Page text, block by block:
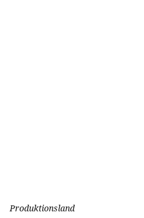
Produktionsland